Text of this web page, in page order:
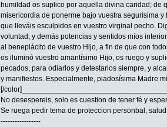
humildad os suplico por aquella divina caridad; de
misericordia de ponerme bajo vuestra segurísima
que lleváis esculpidos en vuestro virginal pecho.
voluntad, y demás potencias y sentidos míos
al beneplácito de vuestro Hijo, a fin de que con
os iluminó vuestro amantísimo Hijo, os ruego y
pecados, para odiarlos y detestarlos siempre, y
y manifiestos. Especialmente, piadosísima Madre
[/
No desespereis, solo es cuestion de tener fé y
Se ruega pedir tema de proteccion personbal,
-----------------